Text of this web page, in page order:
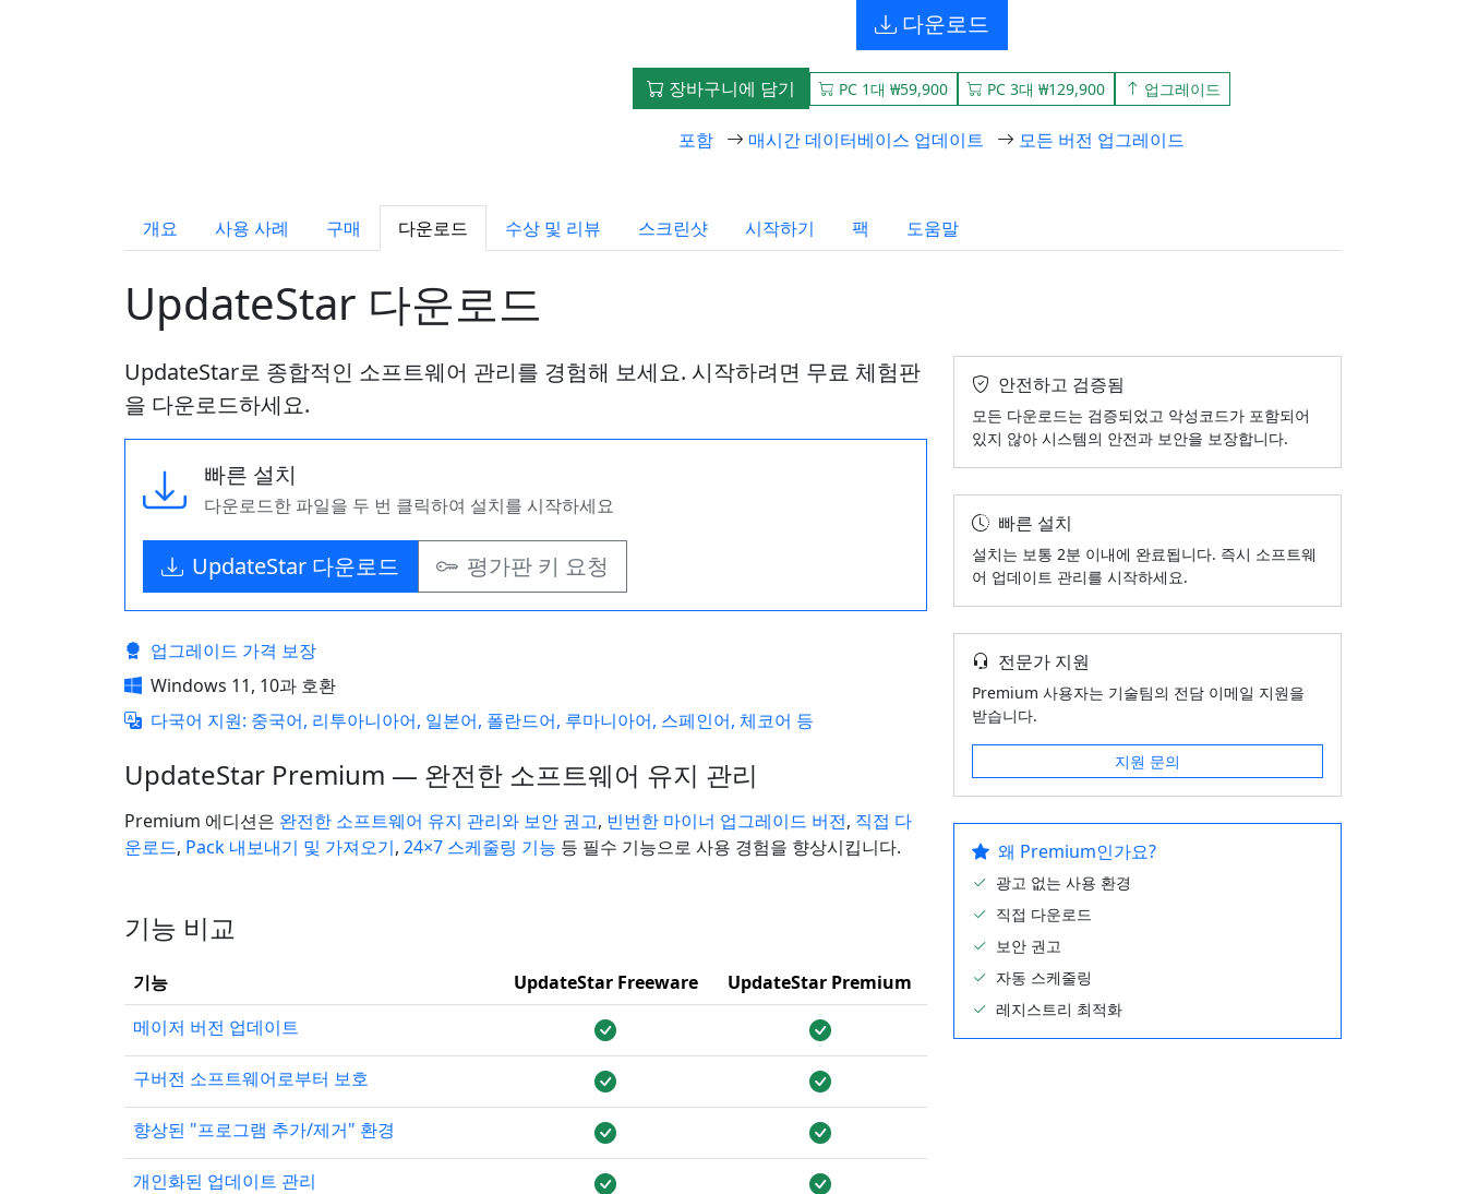
다운로드
장바구니에 담기 PC 1대 ₩59,900 PC 3대 ₩129,900 업그레이드
포함 매시간 데이터베이스 업데이트 모든 버전 업그레이드
개요 사용 사례 구매 다운로드 수상 및 리뷰 스크린샷 시작하기 팩 도움말
UpdateStar 다운로드
UpdateStar로 종합적인 소프트웨어 관리를 경험해 보세요. 시작하려면 무료 체험판
을 다운로드하세요.
빠른 설치
다운로드한 파일을 두 번 클릭하여 설치를 시작하세요
UpdateStar 다운로드 평가판 키 요청
업그레이드 가격 보장
Windows 11, 10과 호환
다국어 지원: 중국어, 리투아니아어, 일본어, 폴란드어, 루마니아어, 스페인어, 체코어 등
UpdateStar Premium — 완전한 소프트웨어 유지 관리
Premium 에디션은 완전한 소프트웨어 유지 관리와 보안 권고, 빈번한 마이너 업그레이드 버전, 직접 다
운로드, Pack 내보내기 및 가져오기, 24×7 스케줄링 기능 등 필수 기능으로 사용 경험을 향상시킵니다.
기능 비교
기능 UpdateStar Freeware
UpdateStar Premium
메이저 버전 업데이트
구버전 소프트웨어로부터 보호
향상된 "프로그램 추가/제거" 환경
개인화된 업데이트 관리
안전하고 검증됨
모든 다운로드는 검증되었고 악성코드가 포함되어
있지 않아 시스템의 안전과 보안을 보장합니다.
빠른 설치
설치는 보통 2분 이내에 완료됩니다. 즉시 소프트웨
어 업데이트 관리를 시작하세요.
전문가 지원
Premium 사용자는 기술팀의 전담 이메일 지원을
받습니다.
지원 문의
왜 Premium인가요?
광고 없는 사용 환경
직접 다운로드
보안 권고
자동 스케줄링
레지스트리 최적화